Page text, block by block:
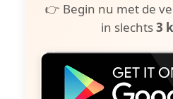
👉 Begin nu met de
in slechts3